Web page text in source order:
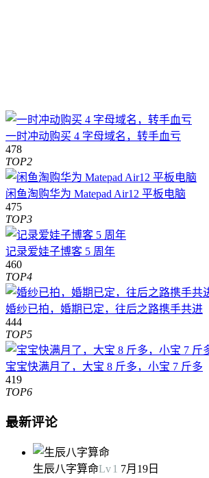
一时冲动购买 4 字母域名，转手血亏
478
TOP2
闲鱼淘购华为 Matepad Air12 平板电脑
475
TOP3
记录爱娃子博客 5 周年
460
TOP4
婚纱已拍，婚期已定，往后之路携手共进
444
TOP5
宝宝快满月了，大宝 8 斤多，小宝 7 斤多
419
TOP6
最新评论
生辰八字算命Lv1 7月19日